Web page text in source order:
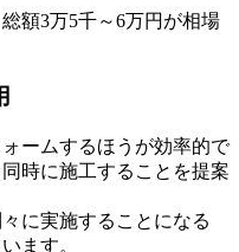
額3万5千～6万円が相場
ームするほうが効率的で
時に施工することを提案
に実施することになる
ます。